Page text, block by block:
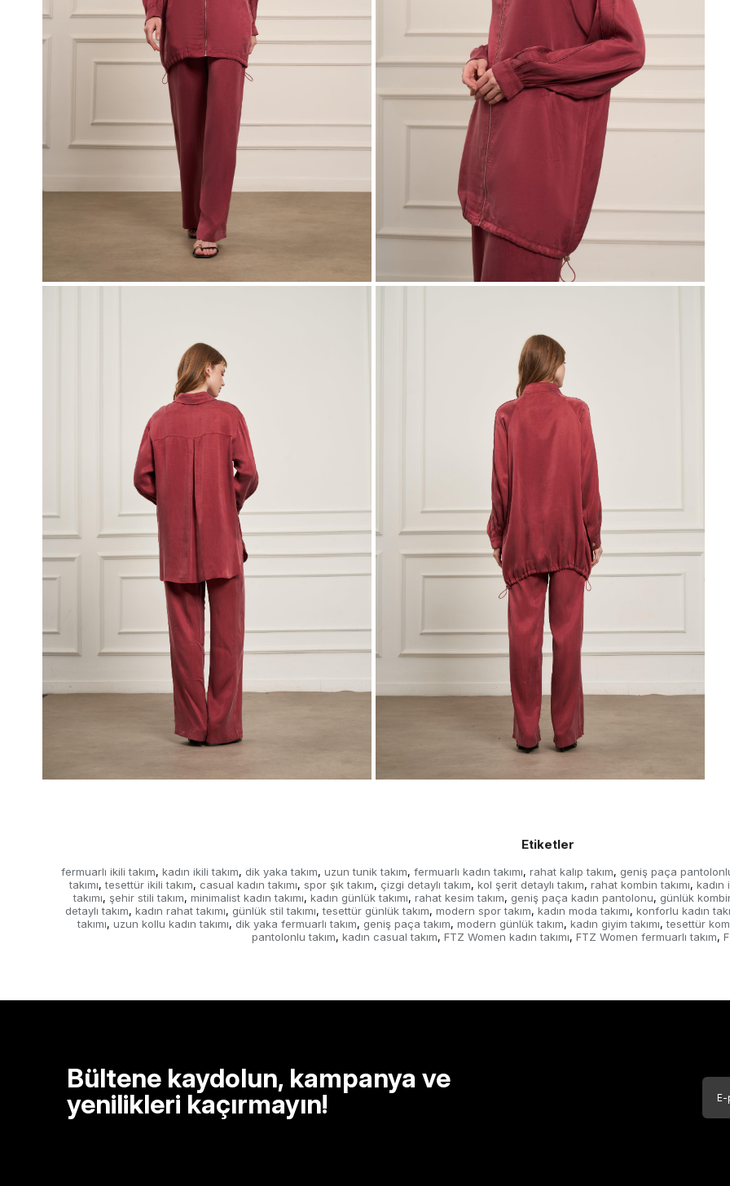
Etiketler
fermuarlı ikili takım, kadın ikili takım, dik yaka takım, uzun tunik takım, fermuarlı kadın takımı, rahat kalıp takım, geniş paça
takımı, tesettür ikili takım, casual kadın takımı, spor şık takım, çizgi detaylı takım, kol şerit detaylı takım, rahat kombin takımı, kadın
takımı, şehir stili takım, minimalist kadın takımı, kadın günlük takımı, rahat kesim takım, geniş paça kadın pantolonu, günlük
detaylı takım, kadın rahat takımı, günlük stil takımı, tesettür günlük takım, modern spor takım, kadın moda takımı, konforlu kadın
takımı, uzun kollu kadın takımı, dik yaka fermuarlı takım, geniş paça takım, modern günlük takım, kadın giyim takımı, tesettür
pantolonlu takım, kadın casual takım, FTZ Women kadın takımı, FTZ Women fermuarlı takım,
Bültene kaydolun, kampanya ve
yenilikleri kaçırmayın!